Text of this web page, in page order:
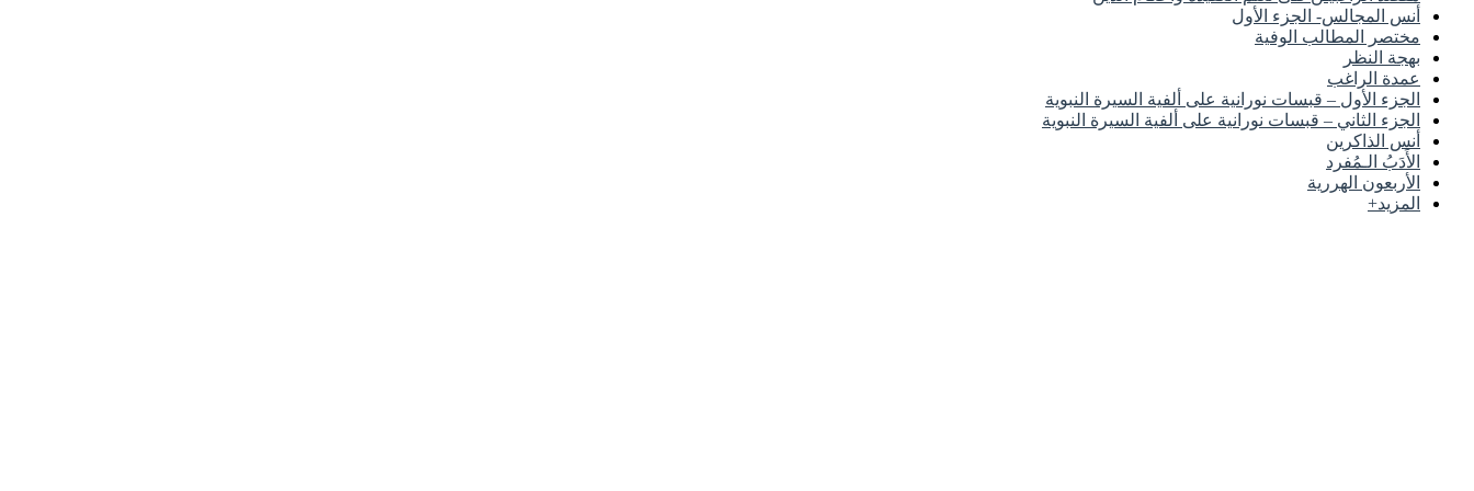
أنس المجالس- الجزء الأول
مختصر المطالب الوفية
بهجة النظر
عمدة الراغب
الجزء الأول – قبسات نورانية على ألفية السيرة النبوية
الجزء الثاني – قبسات نورانية على ألفية السيرة النبوية
أنس الذاكرين
الأَدَبُ الـمُفرد
الأربعون الهررية
المزيد+